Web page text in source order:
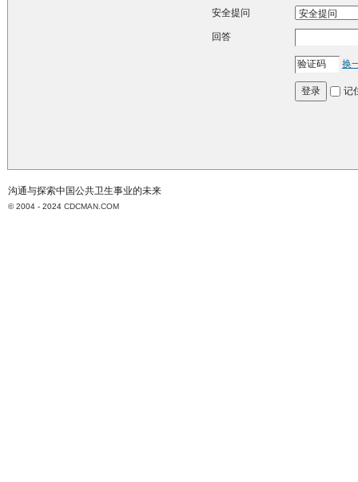
安全提问
回答
换
登录 记
沟通与探索中国公共卫生事业的未来
© 2004 - 2024 CDCMAN.COM